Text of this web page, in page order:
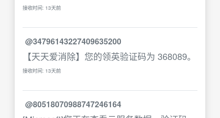
接收时间: 13天前
@34796143227409635200
【天天爱消除】您的领英验证码为 368089。
接收时间: 13天前
@80518070988747246164